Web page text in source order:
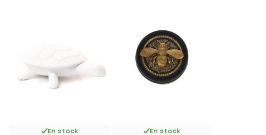
En stock En stock